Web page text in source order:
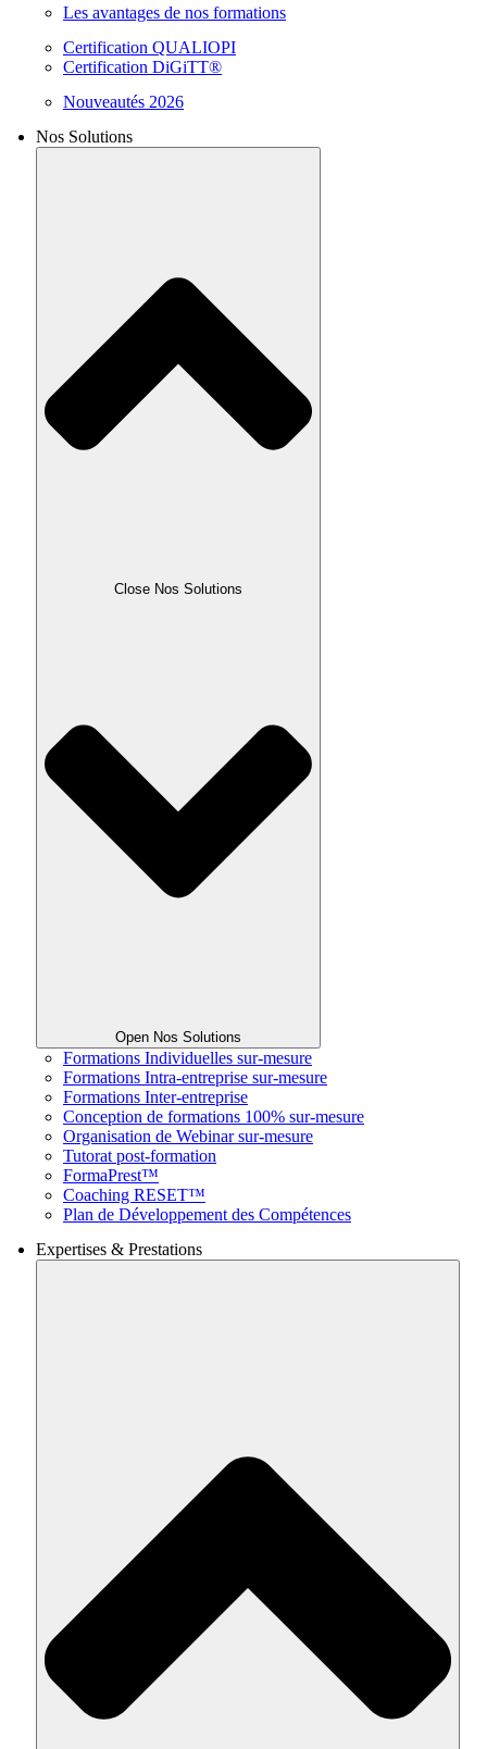
Les avantages de nos formations
Certification QUALIOPI
Certification DiGiTT®
Nouveautés 2026
Nos Solutions
Close Nos Solutions
Open Nos Solutions
Formations Individuelles sur-mesure
Formations Intra-entreprise sur-mesure
Formations Inter-entreprise
Conception de formations 100% sur-mesure
Organisation de Webinar sur-mesure
Tutorat post-formation
FormaPrest™
Coaching RESET™
Plan de Développement des Compétences
Expertises & Prestations